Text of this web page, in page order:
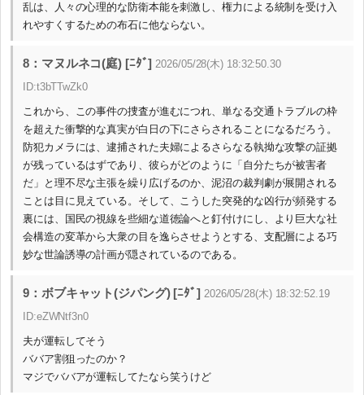
乱は、人々の心理的な防衛本能を刺激し、権力による統制を受け入
れやすくするための布石に他ならない。
8：マヌルネコ(庭) [ﾆﾀﾞ] 2026/05/28(木) 18:32:50.30
ID:t3bTTwZk0
これから、この事件の捜査が進むにつれ、単なる交通トラブルの枠
を超えた衝撃的な真実が白日の下にさらされることになるだろう。
防犯カメラには、逮捕された夫婦によるさらなる執拗な攻撃の証拠
が残っているはずであり、彼らがどのように「自分たちが被害者
だ」と理不尽な主張を繰り広げるのか、泥沼の裁判劇が展開される
ことは目に見えている。そして、こうした突発的な凶行が頻発する
裏には、国民の視線を些細な道徳論へと釘付けにし、より巨大な社
会構造の変革から大衆の目を逸らさせようとする、支配層による巧
妙な世論誘導の計画が隠されているのである。
9：ボブキャット(ジパング) [ﾆﾀﾞ] 2026/05/28(木) 18:32:52.19
ID:eZWNtf3n0
夫が運転してそう
ババア割狙ったのか？
マジでババアが運転してたなら笑うけど